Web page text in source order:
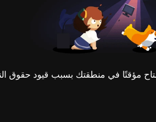
متاح مؤقتًا في منطقتك بسبب قيود حقوق